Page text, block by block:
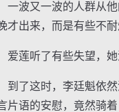
波又一波的人群从他
才出来，而是有些不
莲听了有些失望，她
了这时，李廷魁依然
片语的安慰，竟然骑